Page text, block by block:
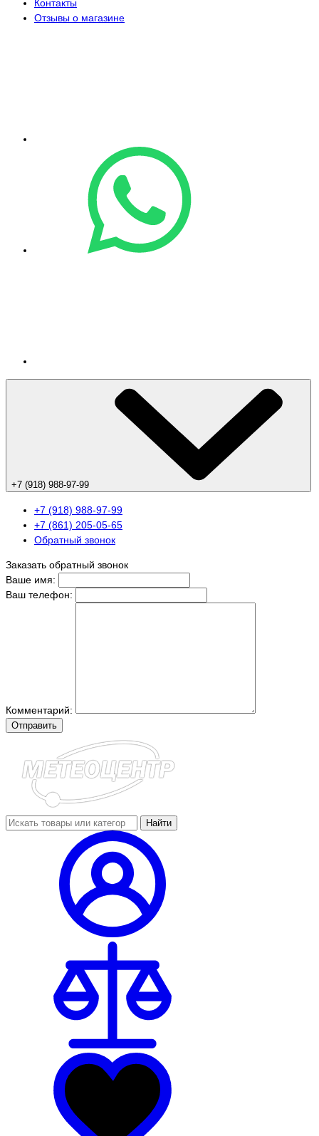
Контакты
Отзывы о магазине
+7 (918) 988-97-99
+7 (918) 988-97-99
+7 (861) 205-05-65
Обратный звонок
Заказать обратный звонок
Ваше имя:
Ваш телефон:
Комментарий:
Отправить
Найти